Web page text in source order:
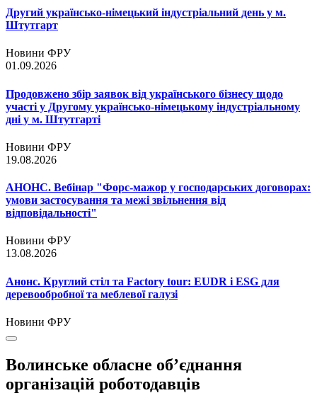
Другий українсько-німецький індустріальний день у м.
Штутгарт
Новини ФРУ
01.09.2026
Продовжено збір заявок від українського бізнесу щодо
участі у Другому українсько-німецькому індустріальному
дні у м. Штутгарті
Новини ФРУ
19.08.2026
АНОНС. Вебінар "Форс-мажор у господарських договорах:
умови застосування та межі звільнення від
відповідальності"
Новини ФРУ
13.08.2026
Анонс. Круглий стіл та Factory tour: EUDR і ESG для
деревообробної та меблевої галузі
Новини ФРУ
Волинське обласне об’єднання
організацій роботодавців